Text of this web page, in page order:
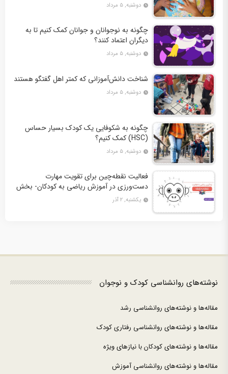
دوشنبه, ۵ مرداد
چگونه به نوجوانان و جوانان کمک کنیم تا به
دیگران اعتماد کنند؟
دوشنبه, ۵ مرداد
شناخت دانش‌آموزانی که کمتر اهل گفتگو هستند
دوشنبه, ۵ مرداد
چگونه به شکوفایی یک کودک بسیار حساس
(HSC) کمک کنیم؟
دوشنبه, ۵ مرداد
فعالیت نقطه‌چین برای تقویت مهارت
دست‌ورزی در آموزش ریاضی به کودکان- بخش
دوم + 10 کاربرگ فعالیت
یکشنبه, ۲ آذر
نوشته‌های روانشناسی کودک و نوجوان
مقاله‌ها و نوشته‌های روانشناسی رشد
مقاله‌ها و نوشته‌های روانشناسی رفتاری کودک
مقاله‌ها و نوشته‌های کودکان با نیازهای ویژه
مقاله‌ها و نوشته‌های روانشناسی آموزش